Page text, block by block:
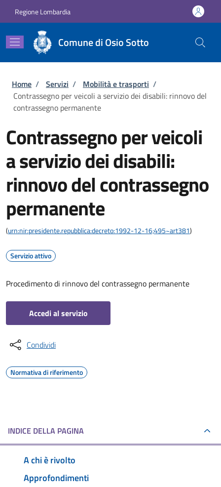
Regione Lombardia
Comune di Osio Sotto
Briciole di pane
Home / Servizi / Mobilità e trasporti /
Contrassegno per veicoli a servizio dei disabili: rinnovo del
contrassegno permanente
Contrassegno per veicoli
a servizio dei disabili:
rinnovo del contrassegno
permanente
(urn:nir:presidente.repubblica:decreto:1992-12-16;495~art381)
Servizio attivo
Procedimento di rinnovo del contrassegno permanente
Accedi al servizio
Condividi
Normativa di riferimento
INDICE DELLA PAGINA
A chi è rivolto
Approfondimenti